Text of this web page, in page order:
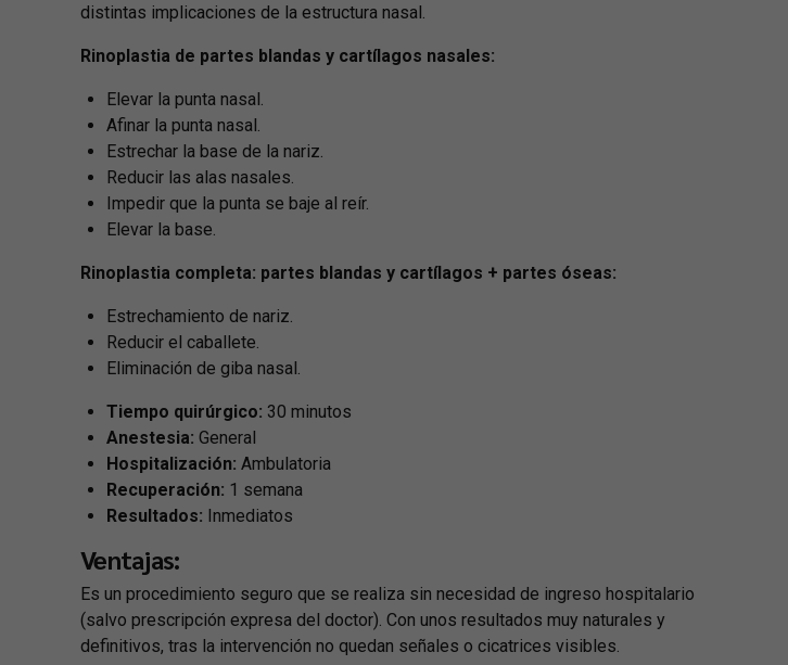
distintas implicaciones de la estructura nasal.
Rinoplastia de partes blandas y cartílagos nasales:
Elevar la punta nasal.
Afinar la punta nasal.
Estrechar la base de la nariz.
Reducir las alas nasales.
Impedir que la punta se baje al reír.
Elevar la base.
Rinoplastia completa: partes blandas y cartílagos + partes óseas:
Estrechamiento de nariz.
Reducir el caballete.
Eliminación de giba nasal.
Tiempo quirúrgico: 30 minutos
Anestesia: General
Hospitalización: Ambulatoria
Recuperación: 1 semana
Resultados: Inmediatos
Ventajas:
Es un procedimiento seguro que se realiza sin necesidad de ingreso hospitalario
(salvo prescripción expresa del doctor). Con unos resultados muy naturales y
definitivos, tras la intervención no quedan señales o cicatrices visibles.